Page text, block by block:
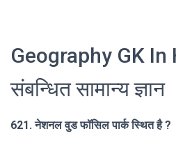
Geography GK In
संबन्धित सामान्य ज्ञान
621. नेशनल वुड फॉसिल पार्क स्थित है ?